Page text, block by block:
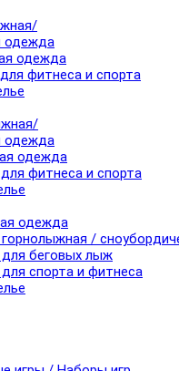
одежда
одежда
фитнеса и спорта
одежда
одежда
фитнеса и спорта
одежда
/
беговых лыж
спорта и фитнеса